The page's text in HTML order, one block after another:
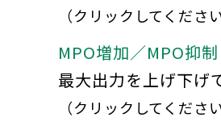
（クリックしてください
MPO増加／MPO抑制
最大出力を上げ下げ
（クリックしてください